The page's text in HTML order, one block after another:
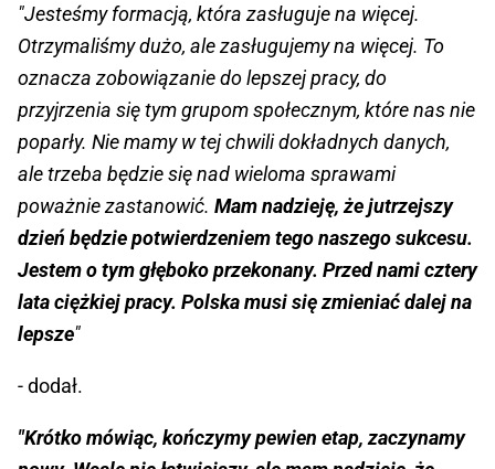
"Jesteśmy formacją, która zasługuje na więcej.
Otrzymaliśmy dużo, ale zasługujemy na więcej. To
oznacza zobowiązanie do lepszej pracy, do
przyjrzenia się tym grupom społecznym, które nas nie
poparły. Nie mamy w tej chwili dokładnych danych,
ale trzeba będzie się nad wieloma sprawami
poważnie zastanowić. Mam nadzieję, że jutrzejszy
dzień będzie potwierdzeniem tego naszego sukcesu.
Jestem o tym głęboko przekonany. Przed nami cztery
lata ciężkiej pracy. Polska musi się zmieniać dalej na
lepsze"
- dodał.
"Krótko mówiąc, kończymy pewien etap, zaczynamy